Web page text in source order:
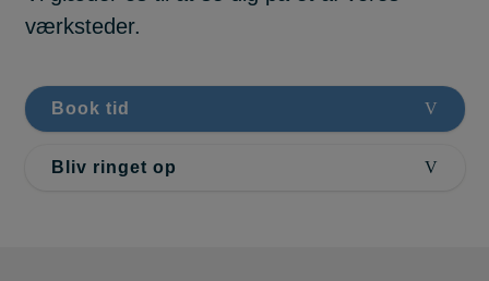
værksteder.
Book tid
Bliv ringet op